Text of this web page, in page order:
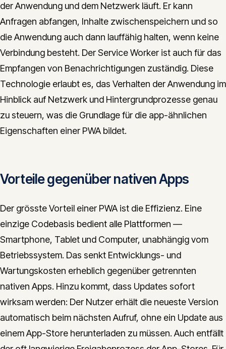
der Anwendung und dem Netzwerk läuft. Er kann
Anfragen abfangen, Inhalte zwischenspeichern und so
die Anwendung auch dann lauffähig halten, wenn keine
Verbindung besteht. Der Service Worker ist auch für das
Empfangen von Benachrichtigungen zuständig. Diese
Technologie erlaubt es, das Verhalten der Anwendung im
Hinblick auf Netzwerk und Hintergrundprozesse genau
zu steuern, was die Grundlage für die app-ähnlichen
Eigenschaften einer PWA bildet.
Vorteile gegenüber nativen Apps
Der grösste Vorteil einer PWA ist die Effizienz. Eine
einzige Codebasis bedient alle Plattformen —
Smartphone, Tablet und Computer, unabhängig vom
Betriebssystem. Das senkt Entwicklungs- und
Wartungskosten erheblich gegenüber getrennten
nativen Apps. Hinzu kommt, dass Updates sofort
wirksam werden: Der Nutzer erhält die neueste Version
automatisch beim nächsten Aufruf, ohne ein Update aus
einem App-Store herunterladen zu müssen. Auch entfällt